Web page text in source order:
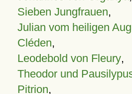
Sieben Jungfrauen,
Julian vom heiligen
Cléden,
Leodebold von Fleury,
Theodor und
Pitrion,